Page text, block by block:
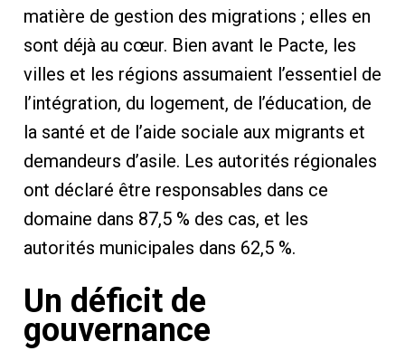
matière de gestion des migrations ; elles en
sont déjà au cœur. Bien avant le Pacte, les
villes et les régions assumaient l’essentiel de
l’intégration, du logement, de l’éducation, de
la santé et de l’aide sociale aux migrants et
demandeurs d’asile. Les autorités régionales
ont déclaré être responsables dans ce
domaine dans 87,5 % des cas, et les
autorités municipales dans 62,5 %.
Un déficit de
gouvernance